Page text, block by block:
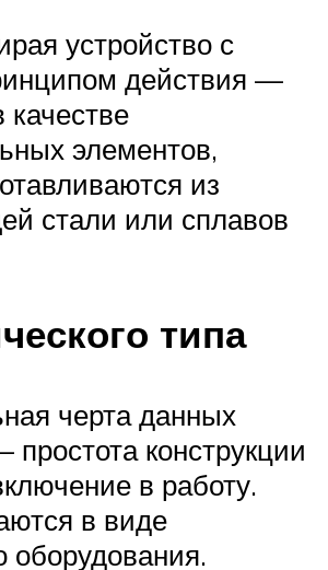
устройство с
действия —
качестве
элементов,
из
стали или сплавов
типа
черта данных
простота конструкции
в работу.
в виде
оборудования.